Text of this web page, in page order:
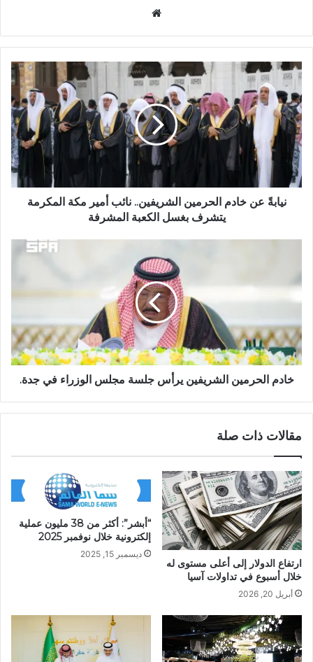
ق
ع
ا
ل
و
ي
ب
نيابةً عن خادم الحرمين الشريفين.. نائب أمير مكة المكرمة
يتشرف بغسل الكعبة المشرفة
خادم الحرمين الشريفين يرأس جلسة مجلس الوزراء في جدة.
مقالات ذات صلة
ارتفاع الدولار إلى أعلى مستوى له
خلال أسبوع في تداولات آسيا
أبريل 20, 2026
“أبشر”: أكثر من 38 مليون عملية
إلكترونية خلال نوفمبر 2025
ديسمبر 15, 2025